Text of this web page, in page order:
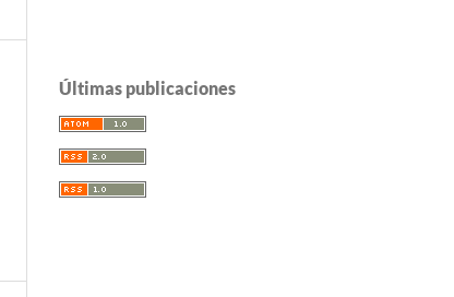
Últimas publicaciones